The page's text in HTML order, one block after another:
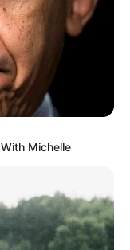
Álvarez confesó
dura
en su piel y
Álvarez,
Michelle